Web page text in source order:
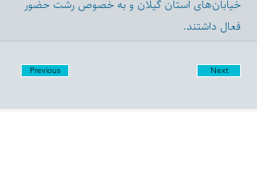
خیابان‌های استان گیلان و به خصوص رشت حضور
فعال داشتند.
Previous Next